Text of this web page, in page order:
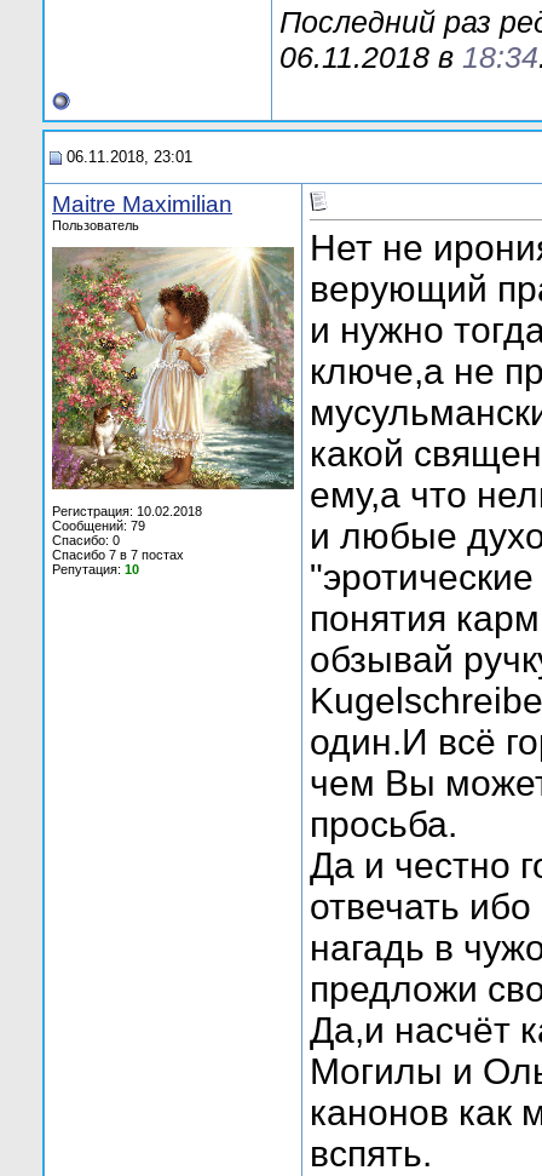
Последний раз
06.11.2018 в 18:34
06.11.2018, 23:01
Maitre Maximilian
Пользователь
Регистрация: 10.02.2018
Сообщений: 79
Спасибо: 0
Спасибо 7 в 7 постах
Репутация: 10
Нет не
верующий
и нужно
ключе,а не
какой
ему,а что
и любые
понятия
обзывай
один.И всё
чем Вы
просьба.
Да и честно
отвечать
нагадь в
предложи
Да,и насчёт
Могилы и
канонов как
вспять.